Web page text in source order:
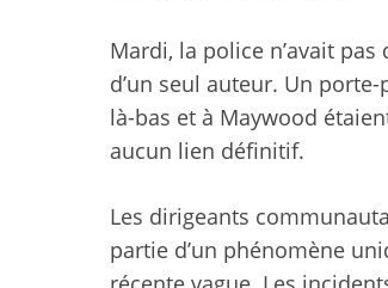
Mardi, la police n’avait
d’un seul auteur. Un
là-bas et à Maywood
aucun lien définitif.
Les dirigeants
partie d’un phénomène